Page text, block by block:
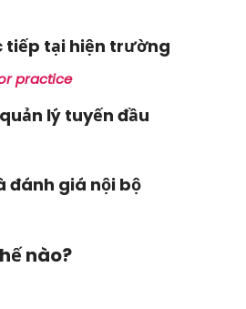
tiếp tại hiện trường
practice
lý tuyến đầu
đánh giá nội bộ
nào?